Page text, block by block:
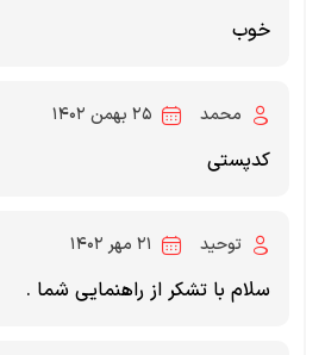
خوب
محمد ۲۵ بهمن ۱۴۰۲
کدپستی
توحید ۲۱ مهر ۱۴۰۲
سلام با تشکر از راهنمایی شما .